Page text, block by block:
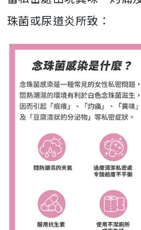
珠菌或尿道炎所致：